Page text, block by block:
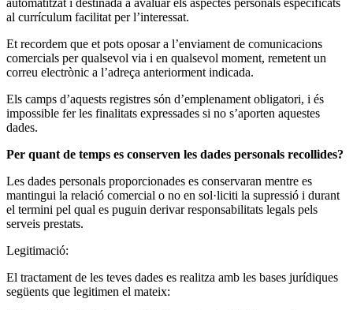
al currículum facilitat per l’interessat.
Et recordem que et pots oposar a l’enviament de comunicacions
comercials per qualsevol via i en qualsevol moment, remetent un
correu electrònic a l’adreça anteriorment indicada.
Els camps d’aquests registres són d’emplenament obligatori, i és
impossible fer les finalitats expressades si no s’aporten aquestes
dades.
Per quant de temps es conserven les dades personals recollides?
Les dades personals proporcionades es conservaran mentre es
mantingui la relació comercial o no en sol·liciti la supressió i durant
el termini pel qual es puguin derivar responsabilitats legals pels
serveis prestats.
Legitimació:
El tractament de les teves dades es realitza amb les bases jurídiques
següents que legitimen el mateix: